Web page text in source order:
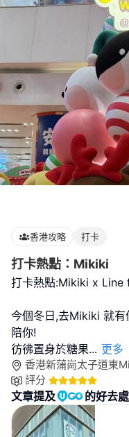
香港攻略 打卡
打卡熱點：Mikiki
打卡熱點:Mikiki x Line
今個冬日,去Mikiki 就有
陪你!
彷彿置身於糖果... 更多
香港新蒲崗太子道東
評分
文章提及 的好去處